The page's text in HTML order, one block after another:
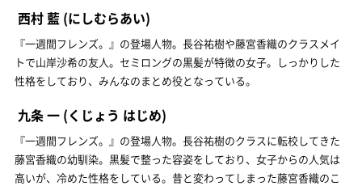
西村 藍 (にしむらあい)
『一週間フレンズ。』の登場人物。長谷祐樹や藤宮香織のクラスメイ
トで山岸沙希の友人。セミロングの黒髪が特徴の女子。しっかりした
性格をしており、みんなのまとめ役となっている。
九条 一 (くじょう はじめ)
『一週間フレンズ。』の登場人物。長谷祐樹のクラスに転校してきた
藤宮香織の幼馴染。黒髪で整った容姿をしており、女子からの人気は
高いが、冷めた性格をしている。昔と変わってしまった藤宮香織のこ